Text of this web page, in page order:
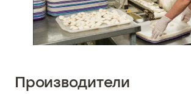
Производители